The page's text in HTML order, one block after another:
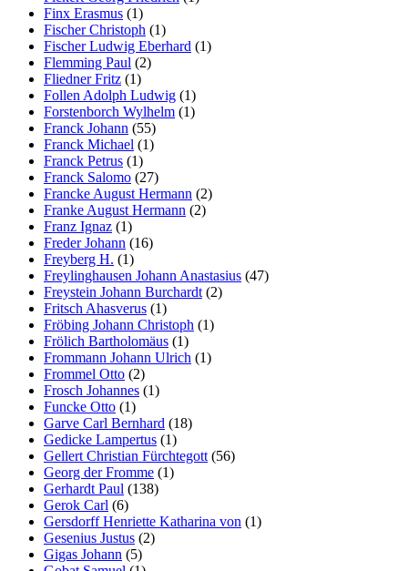
Finx Erasmus (1)
Fischer Christoph (1)
Fischer Ludwig Eberhard (1)
Flemming Paul (2)
Fliedner Fritz (1)
Follen Adolph Ludwig (1)
Forstenborch Wylhelm (1)
Franck Johann (55)
Franck Michael (1)
Franck Petrus (1)
Franck Salomo (27)
Francke August Hermann (2)
Franke August Hermann (2)
Franz Ignaz (1)
Freder Johann (16)
Freyberg H. (1)
Freylinghausen Johann Anastasius (47)
Freystein Johann Burchardt (2)
Fritsch Ahasverus (1)
Fröbing Johann Christoph (1)
Frölich Bartholomäus (1)
Frommann Johann Ulrich (1)
Frommel Otto (2)
Frosch Johannes (1)
Funcke Otto (1)
Garve Carl Bernhard (18)
Gedicke Lampertus (1)
Gellert Christian Fürchtegott (56)
Georg der Fromme (1)
Gerhardt Paul (138)
Gerok Carl (6)
Gersdorff Henriette Katharina von (1)
Gesenius Justus (2)
Gigas Johann (5)